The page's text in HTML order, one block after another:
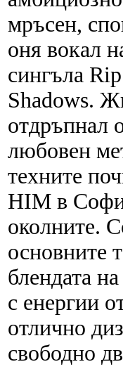
мръсен,
оня вокал
сингъла
Shadows.
отдръпнал
любовен
техните
HIM в
околните.
основните
блендата
с енергии
отлично
свободно